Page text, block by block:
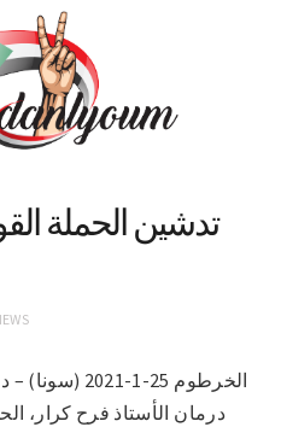
تدشين الحملة
الخرطوم 25-1-
درمان الأستاذ فرح كرار،